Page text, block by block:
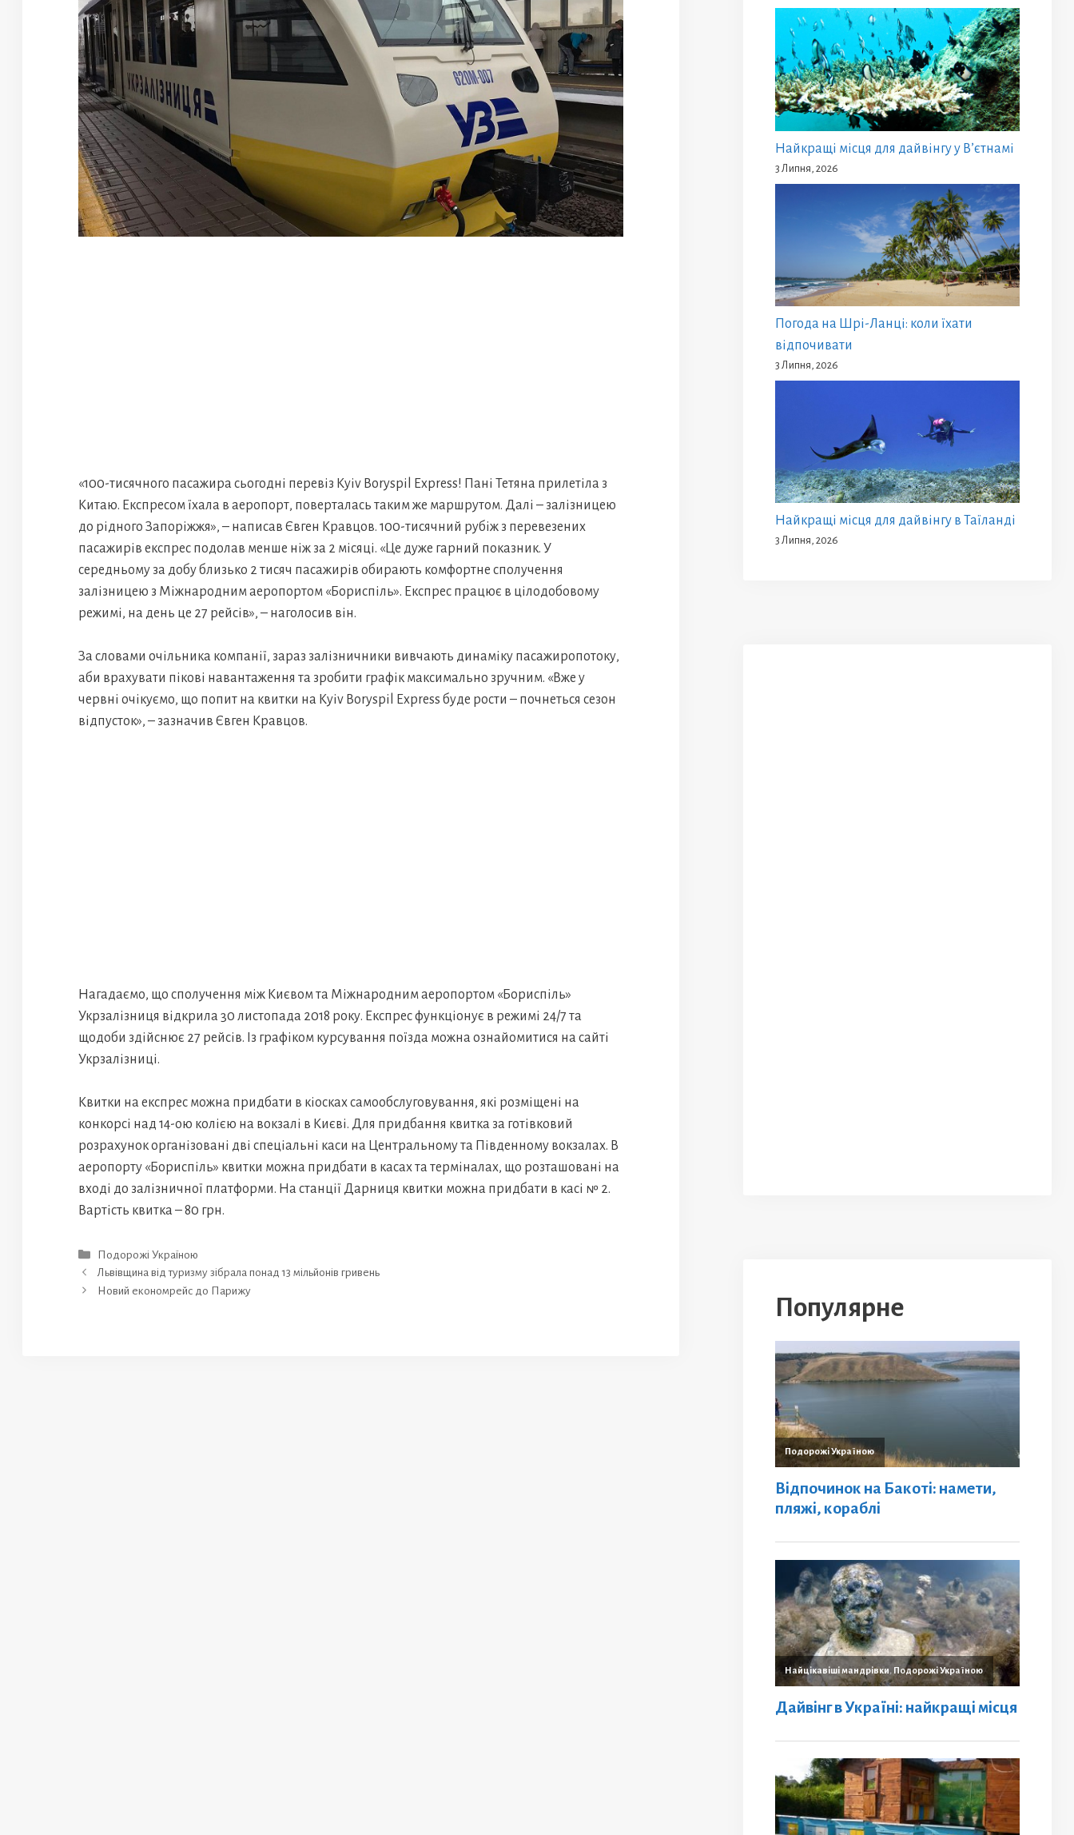
«100-тисячного пасажира сьогодні перевіз Kyiv Boryspil Express! Пані Тетяна прилетіла з
Китаю. Експресом їхала в аеропорт, поверталась таким же маршрутом. Далі – залізницею
до рідного Запоріжжя», – написав Євген Кравцов. 100-тисячний рубіж з перевезених
пасажирів експрес подолав менше ніж за 2 місяці. «Це дуже гарний показник. У
середньому за добу близько 2 тисяч пасажирів обирають комфортне сполучення
залізницею з Міжнародним аеропортом «Бориспіль». Експрес працює в цілодобовому
режимі, на день це 27 рейсів», – наголосив він.
За словами очільника компанії, зараз залізничники вивчають динаміку пасажиропотоку,
аби врахувати пікові навантаження та зробити графік максимально зручним. «Вже у
червні очікуємо, що попит на квитки на Kyiv Boryspil Express буде рости – почнеться сезон
відпусток», – зазначив Євген Кравцов.
Нагадаємо, що сполучення між Києвом та Міжнародним аеропортом «Бориспіль»
Укрзалізниця відкрила 30 листопада 2018 року. Експрес функціонує в режимі 24/7 та
щодоби здійснює 27 рейсів. Із графіком курсування поїзда можна ознайомитися на сайті
Укрзалізниці.
Квитки на експрес можна придбати в кіосках самообслуговування, які розміщені на
конкорсі над 14-ою колією на вокзалі в Києві. Для придбання квитка за готівковий
розрахунок організовані дві спеціальні каси на Центральному та Південному вокзалах. В
аеропорту «Бориспіль» квитки можна придбати в касах та терміналах, що розташовані на
вході до залізничної платформи. На станції Дарниця квитки можна придбати в касі № 2.
Вартість квитка – 80 грн.
Категорії
Подорожі Україною
Львівщина від туризму зібрала понад 13 мільйонів гривень
Новий економрейс до Парижу
Найкращі місця для дайвінгу у В’єтнамі
3 Липня, 2026
Погода на Шрі-Ланці: коли їхати
відпочивати
3 Липня, 2026
Найкращі місця для дайвінгу в Таїланді
3 Липня, 2026
Популярне